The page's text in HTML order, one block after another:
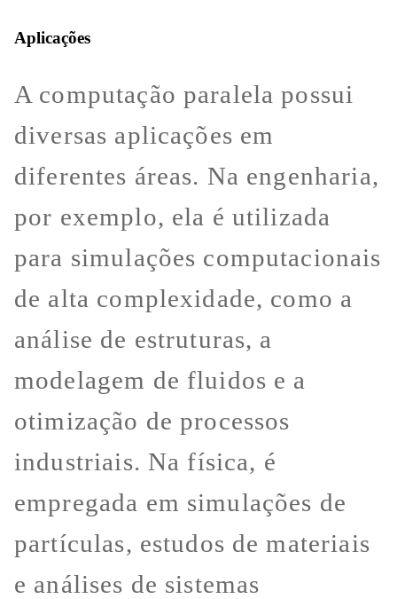
Aplicações
A computação paralela possui
diversas aplicações em
diferentes áreas. Na engenharia,
por exemplo, ela é utilizada
para simulações computacionais
de alta complexidade, como a
análise de estruturas, a
modelagem de fluidos e a
otimização de processos
industriais. Na física, é
empregada em simulações de
partículas, estudos de materiais
e análises de sistemas